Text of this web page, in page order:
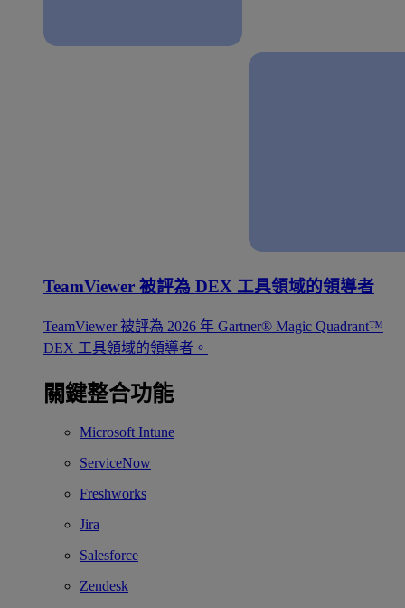
TeamViewer 被評為 DEX 工具領域的領導者
TeamViewer 被評為 2026 年 Gartner® Magic Quadrant™
DEX 工具領域的領導者。
關鍵整合功能
Microsoft Intune
ServiceNow
Freshworks
Jira
Salesforce
Zendesk